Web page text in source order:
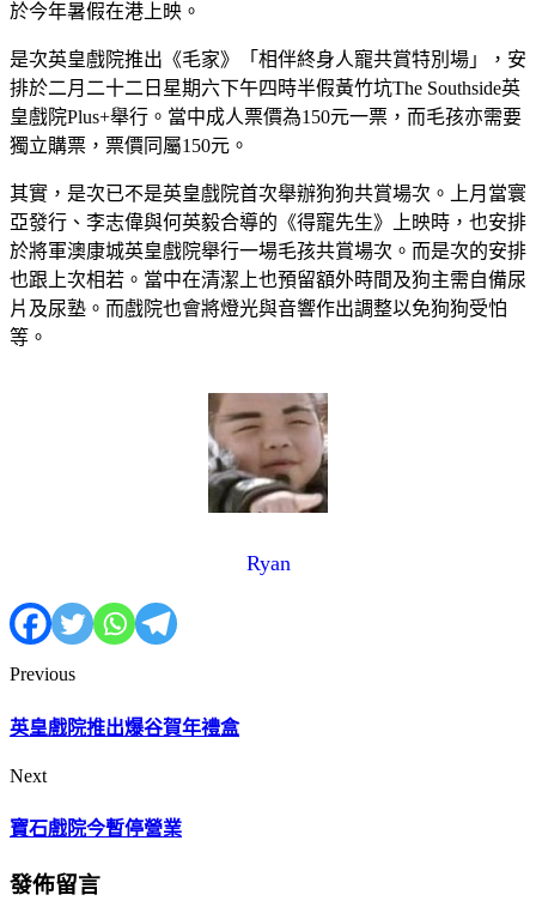
於今年暑假在港上映。
是次英皇戲院推出《毛家》「相伴終身人寵共賞特別場」，安
排於二月二十二日星期六下午四時半假黃竹坑The Southside英
皇戲院Plus+舉行。當中成人票價為150元一票，而毛孩亦需要
獨立購票，票價同屬150元。
其實，是次已不是英皇戲院首次舉辦狗狗共賞場次。上月當寰
亞發行、李志偉與何英毅合導的《得寵先生》上映時，也安排
於將軍澳康城英皇戲院舉行一場毛孩共賞場次。而是次的安排
也跟上次相若。當中在清潔上也預留額外時間及狗主需自備尿
片及尿塾。而戲院也會將燈光與音響作出調整以免狗狗受怕
等。
Ryan
Previous
英皇戲院推出爆谷賀年禮盒
Next
寶石戲院今暫停營業
發佈留言